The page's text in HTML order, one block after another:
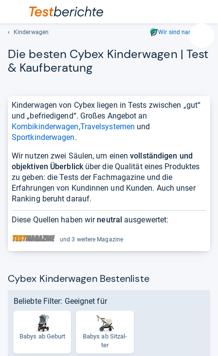
Geben
ein.
lassen
sich
den
Kinderwagen Wir sind nachhaltig
Die bes­ten Cybex Kin­der­wa­gen | Test
& Kauf­be­ra­tung
Kinderwagen von Cybex liegen in Tests zwischen „gut“
und „befriedigend“. Großes Angebot an
Kombikinderwagen,Travelsystemen und
Sportkinderwagen.
Wir nutzen zwei Säulen, um einenvollständigen und
objektiven Überblicküber die Qualität eines Produktes
zu geben: die Tests der Fachmagazine und die
Erfahrungen von Kundinnen und Kunden. Auch unser
Ranking beruht darauf.
Diese Quellen haben wir neutral ausgewertet:
und 3 weitere Magazine
Cybex Kinderwagen Bestenliste
Beliebte Filter: Geeignet für
Babys ab Geburt
Babys ab Sitz­al­
ter